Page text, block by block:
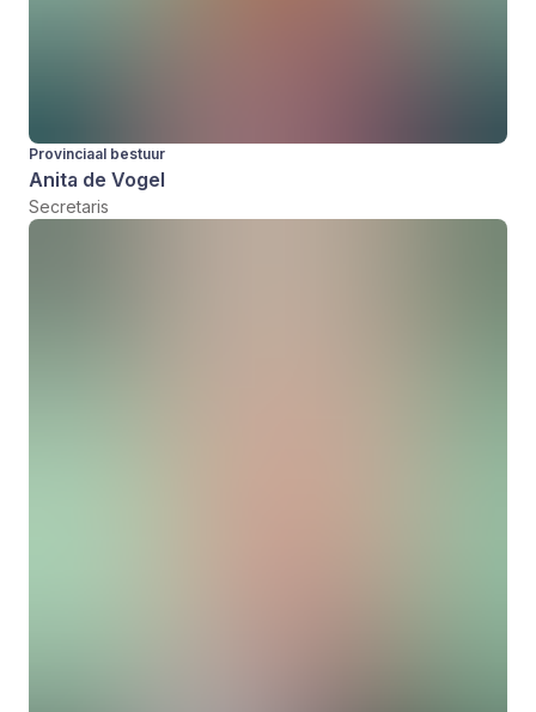
Provinciaal bestuur
Anita de Vogel
Secretaris